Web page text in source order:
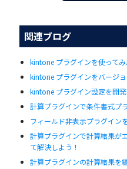
関連ブログ
kintone プラグインを使ってみ
kintone プラグインをバージョ
kintone プラグイン設定を開
計算プラグインで条件書式プ
フィールド非表示プラグイン
計算プラグインで計算結果が
て解決しよう！
計算プラグインの計算結果を